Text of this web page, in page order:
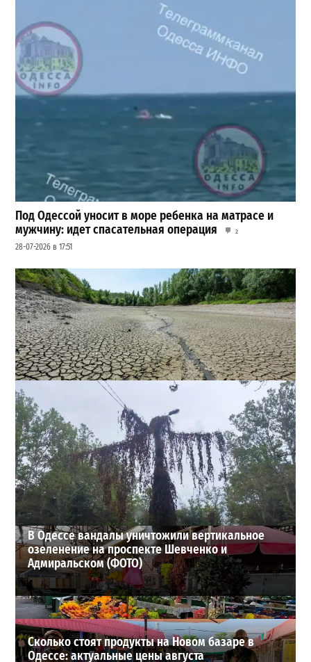
Под Одессой уносит в море ребенка на матрасе и
мужчину: идет спасательная операция
2
28-07-2026 в 17:51
Днестр рекордно обмелел: одесситов просят срочно
экономить воду
2
29-07-2026 в 19:28
ВИБОР РЕДАКЦИИ
В Одессе вандалы уничтожили вертикальное
озеленение на проспекте Шевченко и
Адмиральском (ФОТО)
Сколько стоят продукты на Новом базаре в
Одессе: актуальные цены августа